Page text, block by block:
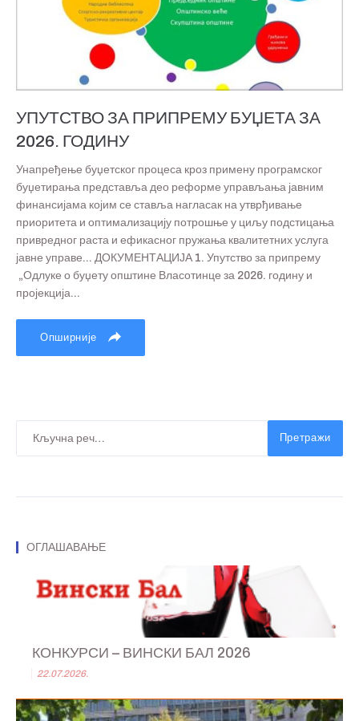
УПУТСТВО ЗА ПРИПРЕМУ БУЏЕТА ЗА
2026. ГОДИНУ
Унапређење буџетског процеса кроз примену програмског
буџетирања представља део реформе управљања јавним
финансијама којим се ставља нагласак на утврђивање
приоритета и оптимализацију потрошње у циљу подстицања
привредног раста и ефикасног пружања квалитетних услуга
јавне управе... ДОКУМЕНТАЦИЈА 1. Упутство за припрему
„Одлуке о буџету општине Власотинце за 2026. годину и
пројекција...
Опширније
Претражи
ОГЛАШАВАЊЕ
КОНКУРСИ – ВИНСКИ БАЛ 2026
22.07.2026.